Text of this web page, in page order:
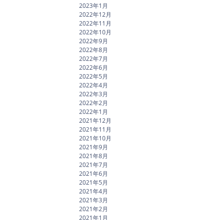
2023年1月
2022年12月
2022年11月
2022年10月
2022年9月
2022年8月
2022年7月
2022年6月
2022年5月
2022年4月
2022年3月
2022年2月
2022年1月
2021年12月
2021年11月
2021年10月
2021年9月
2021年8月
2021年7月
2021年6月
2021年5月
2021年4月
2021年3月
2021年2月
2021年1月